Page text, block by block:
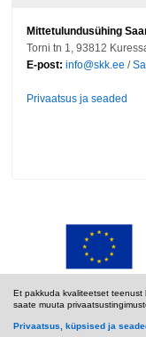
Et pakkuda kvaliteetset
saate muuta
Privaatsus, küpsised ja
Mittetulundusühing
Torni tn 1, 93812
E-post: info@skk.ee /
Privaatsus ja seaded